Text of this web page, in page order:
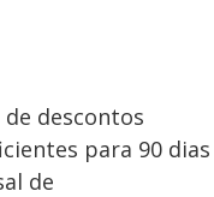
descontos
para 90 dias
de